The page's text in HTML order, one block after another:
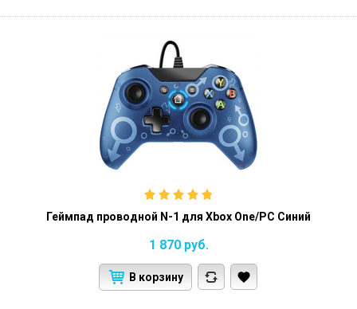
Геймпад проводной N-1 для Xbox One/PC Синий
1 870 руб.
В корзину